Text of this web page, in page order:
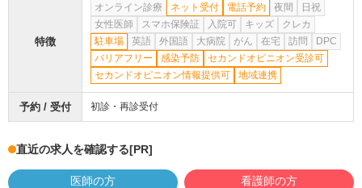
特徴
オンライン診療 ネット受付 電話予約 夜間
日祝
女性医師
スマホ保険証 入院可 キッズ
クレカ
駐車場
英語 外国語 大病院 がん 在宅 訪問
DPC
バリアフリー
感染予防
セカンドオピニオン受診可
セカンドオピニオン情報提供可
地域連携
予約 / 受付 初診・再診受付
直近の求人を確認する[PR]
医師の方 看護師の方